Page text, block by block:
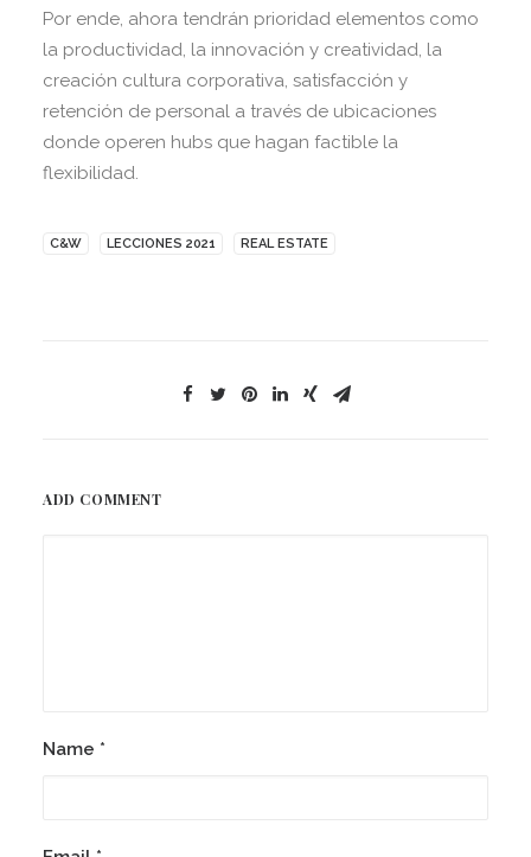
Por ende, ahora tendrán prioridad elementos como
la productividad, la innovación y creatividad, la
creación cultura corporativa, satisfacción y
retención de personal a través de ubicaciones
donde operen hubs que hagan factible la
flexibilidad.
C&W LECCIONES 2021 REAL ESTATE
ADD COMMENT
Name *